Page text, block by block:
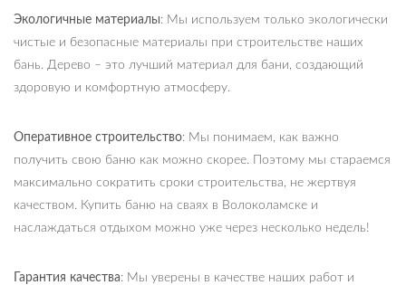
Экологичные материалы: Мы используем только экологически
чистые и безопасные материалы при строительстве наших
бань. Дерево – это лучший материал для бани, создающий
здоровую и комфортную атмосферу.
Оперативное строительство: Мы понимаем, как важно
получить свою баню как можно скорее. Поэтому мы стараемся
максимально сократить сроки строительства, не жертвуя
качеством. Купить баню на сваях в Волоколамске и
наслаждаться отдыхом можно уже через несколько недель!
Гарантия качества: Мы уверены в качестве наших работ и